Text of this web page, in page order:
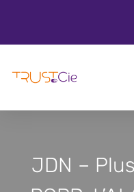
JDN –